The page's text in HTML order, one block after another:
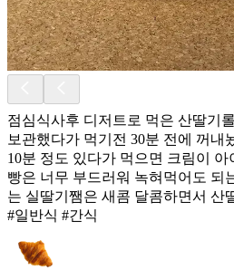
점심식사후 디저트로 먹은 산딸기
보관했다가 먹기전 30분 전에 꺼내
10분 정도 있다가 먹으면 크림이
빵은 너무 부드러워 녹혀먹어도 되
는 실딸기쨈은 새콤 달콤하면서 산
#일반식 #간식